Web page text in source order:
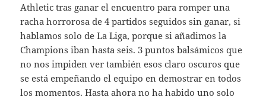
Athletic tras ganar el encuentro para romper una
racha horrorosa de 4 partidos seguidos sin ganar, si
hablamos solo de La Liga, porque si añadimos la
Champions iban hasta seis. 3 puntos balsámicos que
no nos impiden ver también esos claro oscuros que
se está empeñando el equipo en demostrar en todos
los momentos. Hasta ahora no ha habido uno solo